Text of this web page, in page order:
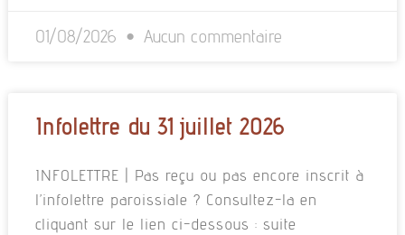
01/08/2026 Aucun commentaire
Infolettre du 31 juillet 2026
INFOLETTRE | Pas reçu ou pas encore inscrit à
l’infolettre paroissiale ? Consultez-la en
cliquant sur le lien ci-dessous : suite